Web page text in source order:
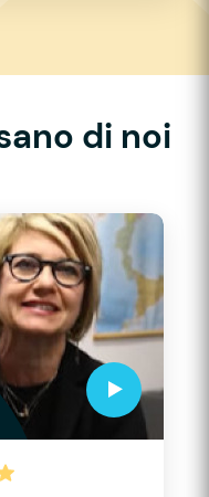
di noi